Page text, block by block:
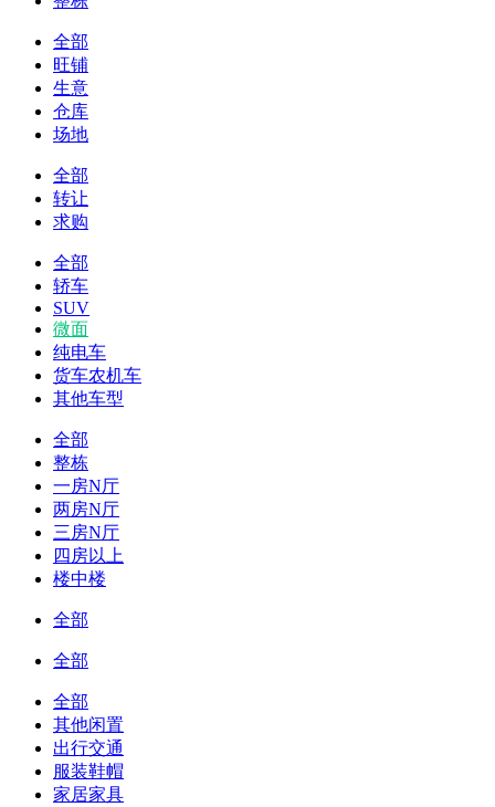
全部
旺铺
生意
仓库
场地
全部
转让
求购
全部
轿车
SUV
微面
纯电车
货车农机车
其他车型
全部
整栋
一房N厅
两房N厅
三房N厅
四房以上
楼中楼
全部
全部
全部
其他闲置
出行交通
服装鞋帽
家居家具